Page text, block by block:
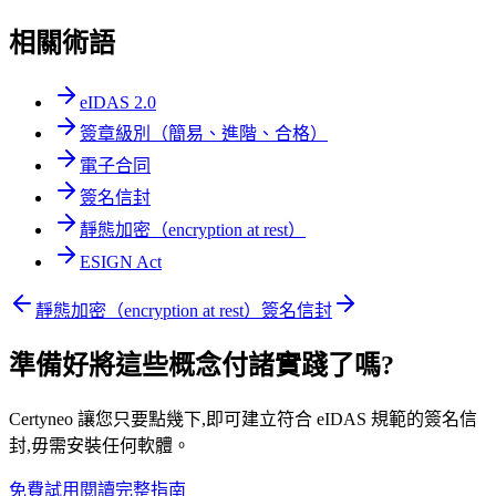
相關術語
eIDAS 2.0
簽章級別（簡易、進階、合格）
電子合同
簽名信封
靜態加密（encryption at rest）
ESIGN Act
靜態加密（encryption at rest） 簽名信封
準備好將這些概念付諸實踐了嗎?
Certyneo 讓您只要點幾下,即可建立符合 eIDAS 規範的簽名信
封,毋需安裝任何軟體。
免費試用 閱讀完整指南